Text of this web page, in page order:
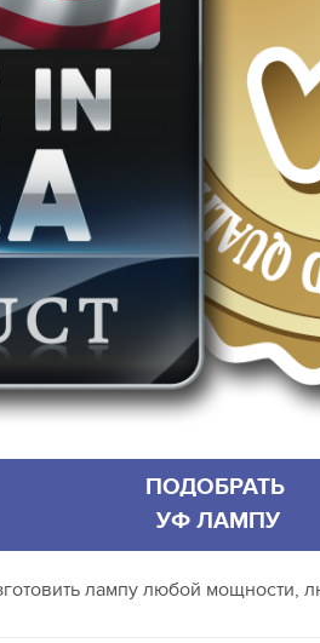
ПОДОБРАТЬ
УФ ЛАМПУ
лампу любой мощности,